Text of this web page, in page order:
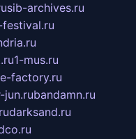
sib-archives.ru
1-mus.ru
factory.ru
jun.rubandamn.ru
darksand.ru